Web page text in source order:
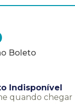
Boleto
Indisponível
quando chegar